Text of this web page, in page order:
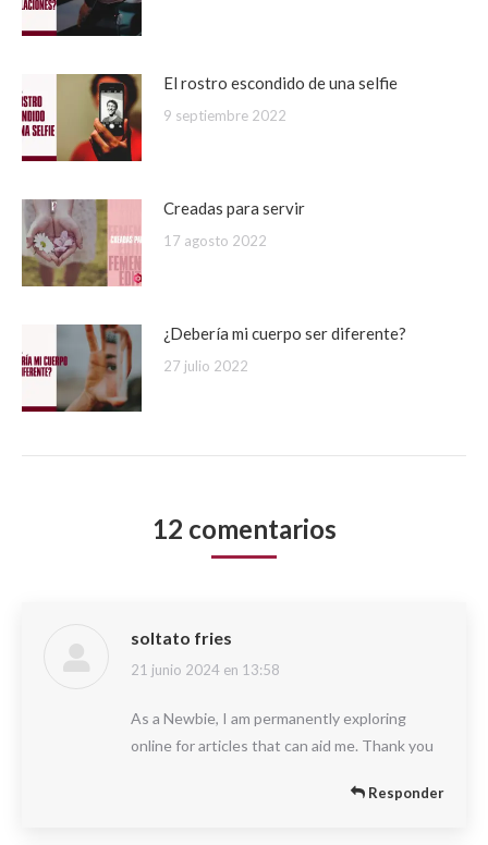
El rostro escondido de una selfie
9 septiembre 2022
Creadas para servir
17 agosto 2022
¿Debería mi cuerpo ser diferente?
27 julio 2022
12 comentarios
soltato fries
dice:
21 junio 2024 en 13:58
As a Newbie, I am permanently exploring
online for articles that can aid me. Thank you
Responder